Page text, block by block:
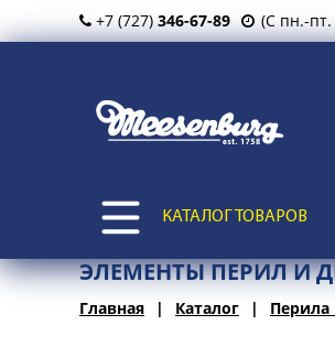
+7 (727) 346-67-89 (С пн.-пт.
КАТАЛОГ ТОВАРОВ
ЭЛЕМЕНТЫ ПЕРИЛ И
Главная Каталог